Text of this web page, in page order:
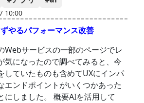
10:00
やるパフォーマンス改善
Webサービスの一部のページでレ
気になったので調べてみると、今
していたものも含めてUXにインパ
エンドポイントがいくつかあった
にしました。 概要AIを活用して